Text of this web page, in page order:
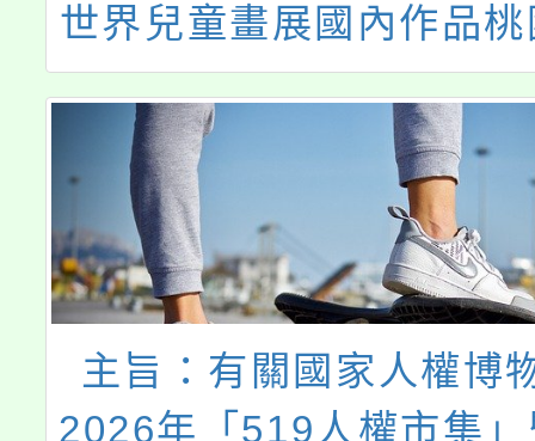
世界兒童畫展國內作品
計畫」一案，請鼓勵所
報名參加，請查
主旨：有關國家人權博
2026年「519人權市集